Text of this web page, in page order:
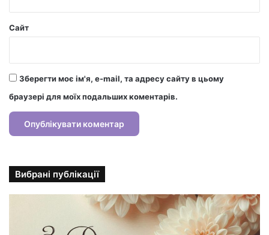
Сайт
Зберегти моє ім'я, e-mail, та адресу сайту в цьому
браузері для моїх подальших коментарів.
Вибрані публікації